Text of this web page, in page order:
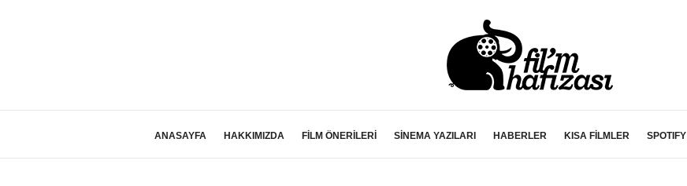
ANASAYFA HAKKIMIZDA FİLM ÖNERİLERİ SİNEMA YAZILARI HABERLER KISA FİLMLER SPOTIFY